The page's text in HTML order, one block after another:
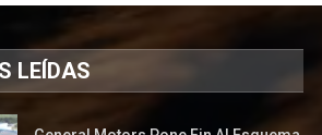
LEÍDAS